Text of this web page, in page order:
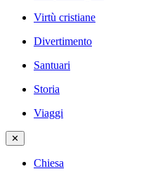
Virtù cristiane
Divertimento
Santuari
Storia
Viaggi
✕
Chiesa